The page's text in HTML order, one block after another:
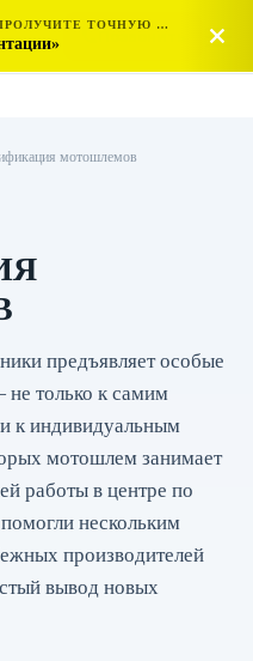
мотошлемов
предъявляет особые
не только к самим
к индивидуальным
мотошлем занимает
работы в центре по
нескольким
производителей
вывод новых
ОТВЕТЬЕ НА 4 ВОПРОСА И ПРОЛУЧИТЕ ТОЧНУЮ СТОИМОСТЬ